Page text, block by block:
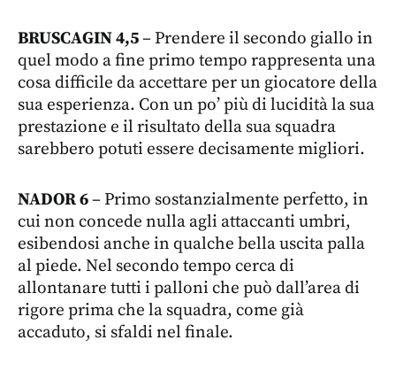
BRUSCAGIN 4,5– Prendere il secondo giallo in
quel modo a fine primo tempo rappresenta una
cosa difficile da accettare per un giocatore della
sua esperienza. Con un po’ più di lucidità la sua
prestazione e il risultato della sua squadra
sarebbero potuti essere decisamente migliori.
NADOR 6– Primo sostanzialmente perfetto, in
cui non concede nulla agli attaccanti umbri,
esibendosi anche in qualche bella uscita palla
al piede. Nel secondo tempo cerca di
allontanare tutti i palloni che può dall’area di
rigore prima che la squadra, come già
accaduto, si sfaldi nel finale.